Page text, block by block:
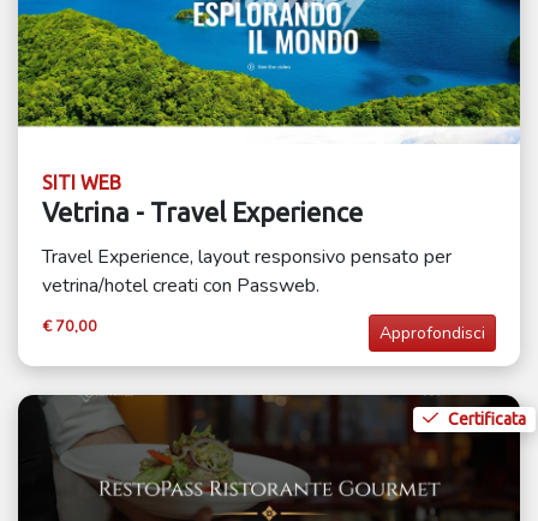
SITI WEB
Vetrina - Travel Experience
Travel Experience, layout responsivo pensato per
vetrina/hotel creati con Passweb.
€ 70,00 Approfondisci
Certificata